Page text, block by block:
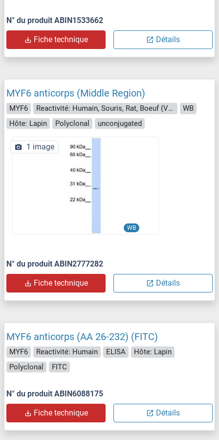
N° du produit ABIN1533662
Fiche technique Détails
MYF6 anticorps (Middle Region)
MYF6 Reactivité: Humain, Souris, Rat, Boeuf (Vache), Chévre, Cheval, Mouton, Chien, Cobaye, Lapin, Porc
WB
Hôte: Lapin
Polyclonal unconjugated
WB
1 image
N° du produit ABIN2777282
Fiche technique Détails
MYF6 anticorps (AA 26-232) (FITC)
MYF6 Reactivité: Humain ELISA
Hôte: Lapin
Polyclonal
FITC
N° du produit ABIN6088175
Fiche technique Détails